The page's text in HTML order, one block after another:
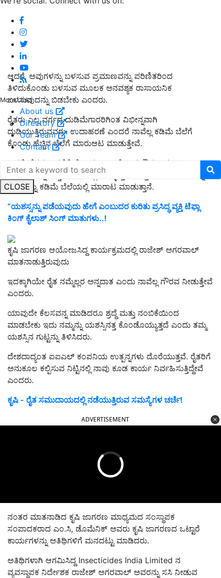
More Links
About us
Directory
Our Team
Contact
CLOSE
ಆದರೆ, ಅವುಗಳನ್ನು ಬಳಸುವ ಪ್ರಮಾಣವನ್ನು ಪರಿಣಿತರಿಂದ
ತಿಳಿದುಕೊಂಡು ಬಳಸುವ ಮೂಲಕ ಅನವಶ್ಯಕ ರಾಸಾಯನಿಕ
ಬಳಸುವುದನ್ನು ಬಿಡಬೇಕು ಎಂದರು.
ರೈತರು ಎಲ್ಲ ವರ್ಗದ ದುಡಿಮೆಗಾರರಿಗಿಂತ ವಿಭೀನ್ನವಾಗಿ
ದುಡಿಯುತ್ತಿರುವವರು. ಉದಾಹರಣೆ ಎಂದರೆ ನಾವೆಲ್ಲ ಕಡಿಮೆ ಬೆಲೆಗೆ
ಕೊಂಡು ಹೆಚ್ಚಿನ ಬೆಲೆಗೆ ಮಾರುಆಟ ಮಾಡುತ್ತೇವೆ.
ಆದರೆ, ರೈತರು ಬಿತ್ತನೆಗೆ ಬೇಕಾದ ಬೀಜ, ಗೊಬ್ಬರ, ಔಷಧಿ, ಕುಂಠಿ-
ಕೂರಿಗೆಗಳನ್ನು ಹೆಚ್ಚಿನ ಬೆಲೆಯಲ್ಲಿ ಕೊಳ್ಳುತ್ತಾನೆ ಮತ್ತು ಬೆಳೆದ ನಂತರ ತನ್ನ
ಬೆಳೆಯನ್ನು ಕಡಿಮೆ ಬೆಲೆಯಲ್ಲಿ ಮಾರಾಟ ಮಾಡುತ್ತಾನೆ.
“ಯಶಸ್ಸನ್ನು ಪಡೆಯವುದು ಹೇಗೆ ಎಂಬುದರ ಕುರಿತು ಪ್ರಸಿದ್ಧ ವ್ಯಕ್ತಿ ಟೆಫ್ಲಾ
ಕಿಂಗ್ ಕೈಲಾಶ್ ಸಿಂಗ್ ಮಾತುಗಳು..!
ಕೃಷಿ ಜಾಗರಣ ಆಯೋಜಸಿದ್ದ ಕಾರ್ಯಕ್ರಮದಲ್ಲಿ ರಾಜೇಶ್‌ ಅಗರವಾಲ್‌
ಮಾತನಾಡುತ್ತಿರುವುದು
ಇದಕ್ಕಾಗಿಯೇ ರೈತ ನಮ್ಮೆಲ್ಲರ ಅನ್ನದಾತ ಎಂದು ನಾವೆಲ್ಲ ಗೌರವ ನೀಡುತ್ತೇವೆ
ಎಂದರು.
ಯಾವುದೇ ಕೆಲಸವನ್ನ ಮಾಡಿದರೂ ಶ್ರದ್ಧೆ ಮತ್ತು ನಂಬಿಕೆಯಿಂದ
ಮಾಡಬೇಕು ಇದು ನಮ್ಮನ್ನು ಯಶಸ್ಸಿನತ್ತ ಕೊಂಡೊಯ್ಯುತ್ತದೆ ಎಂದು ತಮ್ಮ
ಯಶಸ್ಸಿನ ಗುಟ್ಟನ್ನು ತಿಳಿಸಿದರು.
ದೇಶದಾದ್ಯಂತ ಐಐಎಲ್‌ ಕಂಪನಿಯ ಉತ್ಪನ್ನಗಳು ದೊರೆಯುತ್ತವೆ. ರೈತರಿಗೆ
ಅನುಕೂಲ ಕಲ್ಪಿಸುವ ನಿಟ್ಟಿನಲ್ಲಿ ನಾವು ಕೂಡ ಕಾರ್ಯ ನಿರ್ವಹಿಸುತ್ತಿದ್ದೇವೆ
ಎಂದರು.
ಕೃಷಿ - ರೈತ ಸಮುದಾಯದಲ್ಲಿ ನಡೆಯುತ್ತಿರುವ ಸಮಸ್ಯೆಗಳ ಚರ್ಚೆ!
ADVERTISEMENT
ನಂತರ ಮಾತನಾಡಿದ ಕೃಷಿ ಜಾಗರಣ ಮಾಧ್ಯಮದ ಸಂಸ್ಥಾಪಕ
ಸಂಪಾದಕರಾದ ಎಂ.ಸಿ, ಡೊಮೆನಿಕ್‌ ಅವರು ಕೃಷಿ ಜಾಗರಣದ ಒಟ್ಟಾರೆ
ಕಾರ್ಯಗಳನ್ನು ಅತಿಥಿಗಳಿಗೆ ಮನದಟ್ಟು ಮಾಡಿದರು.
ಅತಿಥಿಗಳಾಗಿ ಆಗಮಿಸಿದ್ದ Insecticides India Limited ನ
ವ್ಯವಸ್ಥಾಪಕ ನಿರ್ದೇಶಕ ರಾಜೇಶ್‌ ಅಗರವಾಲ್‌ ಅವರನ್ನು ಸಸಿ ನೀಡುವ